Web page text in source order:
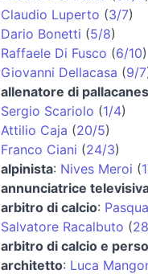
Claudio Luperto (3/7)
Dario Bonetti (5/8)
Raffaele Di Fusco (6/10)
Giovanni Dellacasa (9/7
allenatore di
Sergio Scariolo (1/4)
Attilio Caja (20/5)
Franco Ciani (24/3)
alpinista: Nives Meroi (
annunciatrice
arbitro di calcio:
Salvatore Racalbuto (
arbitro di calcio e
architetto: Luca